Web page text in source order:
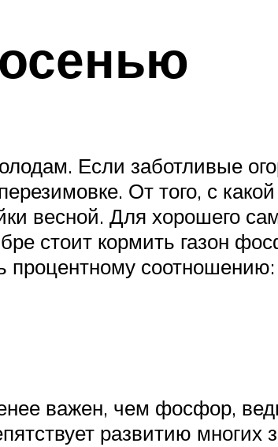
Если заботливые
От того, с
весной. Для хорошего
стоит кормить газон
процентному соотношению:
важен, чем фосфор,
развитию